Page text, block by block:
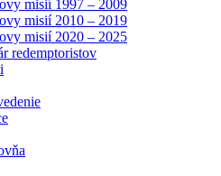
misií 1997 – 2009
misií 2010 – 2019
misií 2020 – 2025
redemptoristov